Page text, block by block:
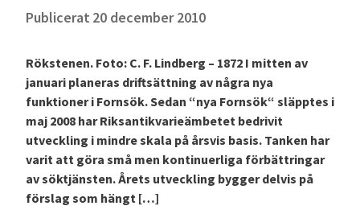
Publicerat 20 december 2010
Rökstenen. Foto: C. F. Lindberg – 1872 I mitten av
januari planeras driftsättning av några nya
funktioner i Fornsök. Sedan “nya Fornsök“ släpptes i
maj 2008 har Riksantikvarieämbetet bedrivit
utveckling i mindre skala på årsvis basis. Tanken har
varit att göra små men kontinuerliga förbättringar
av söktjänsten. Årets utveckling bygger delvis på
förslag som hängt […]